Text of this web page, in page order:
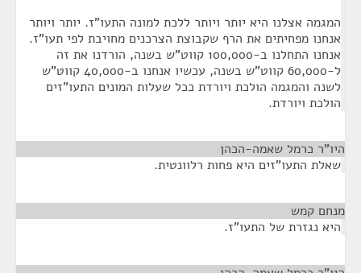
המגמה אצלנו היא יותר ויותר ללכת למונה התעו"ז. יותר ויותר
אנחנו מפחיתים את הרף שקבוצת הצרכנים מחויבת לפי תעו"ז.
אנחנו התחלנו ב-100,000 קווט"ש בשנה, הורדנו את זה
ל-60,000 קווט"ש בשנה, עכשיו אנחנו ב-40,000 קווט"ש
לשנה והמגמה הולכת ויורדת ככל שעלות המונים התעו"זים
הולכת ויורדת.
היו"ר כרמל שאמה-הכהן
שאלת התעו"זים היא פחות רלוונטית.
מנחם קמש
היא נגזרת של התעו"ז.